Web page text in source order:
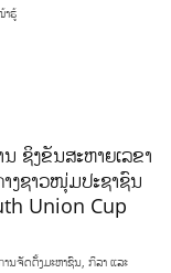
າຮູ້
ຊິງຂັນສະຫາຍເລຂາ
ງຊາວໜຸ່ມປະຊາຊົນ
Union Cup
ານຈັດຕັ້ງມະຫາຊົນ,ກິລາ ແລະ